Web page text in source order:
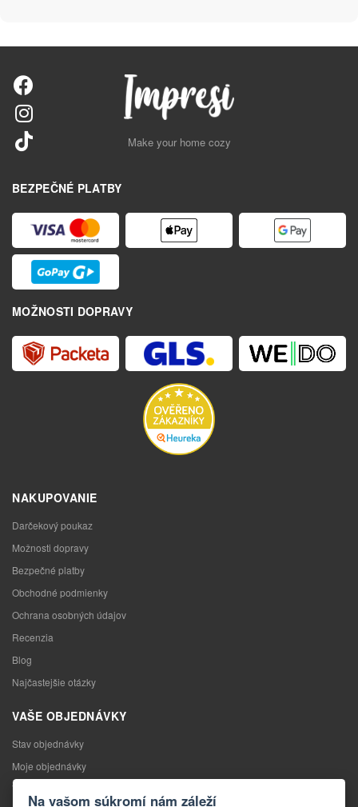
Make your home cozy
BEZPEČNÉ PLATBY
MOŽNOSTI DOPRAVY
NAKUPOVANIE
Darčekový poukaz
Možnosti dopravy
Bezpečné platby
Obchodné podmienky
Ochrana osobných údajov
Recenzia
Blog
Najčastejšie otázky
VAŠE OBJEDNÁVKY
Stav objednávky
Moje objednávky
Výmena tovaru
Na vašom súkromí nám záleží